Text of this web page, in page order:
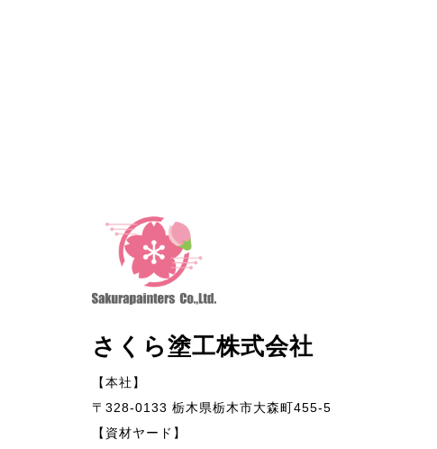
さくら塗工株式会社
【本社】
〒328-0133 栃木県栃木市大森町455-5
【資材ヤード】